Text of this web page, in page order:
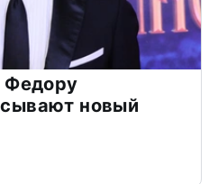
Федору
новый